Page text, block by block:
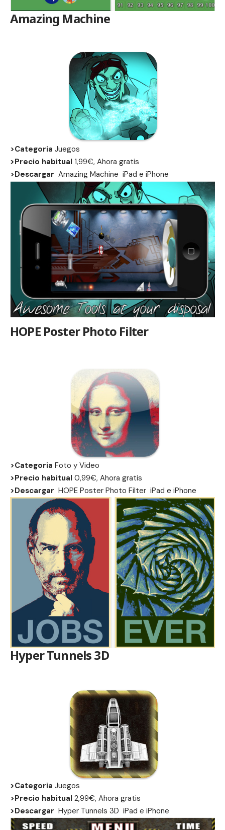
Amazing Machine
>Categoria Juegos
>Precio habitual 1,99€, Ahora gratis
>Descargar Amazing Machine iPad e iPhone
HOPE Poster Photo Filter
>Categoria Foto y Video
>Precio habitual 0,99€, Ahora gratis
>Descargar HOPE Poster Photo Filter iPad e iPhone
Hyper Tunnels 3D
>Categoria Juegos
>Precio habitual 2,99€, Ahora gratis
>Descargar Hyper Tunnels 3D iPad e iPhone